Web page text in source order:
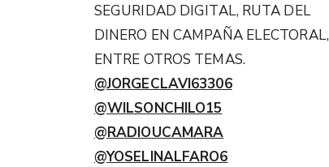
SEGURIDAD DIGITAL, RUTA DEL
DINERO EN CAMPAÑA ELECTORAL,
ENTRE OTROS TEMAS.
@JORGECLAVI63306
@WILSONCHILO15
@RADIOUCAMARA
@YOSELINALFARO6